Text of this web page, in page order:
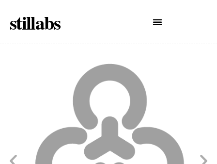
stillabs